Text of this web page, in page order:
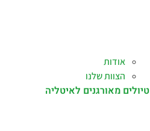
אודות
הצוות שלנו
טיולים מאורגנים לאיטליה